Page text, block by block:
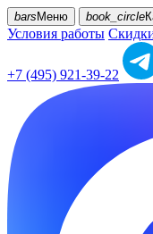
bars Меню book_circle
Условия работы
+7 (495) 921-39-22